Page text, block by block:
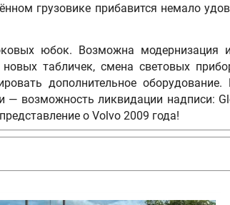
грузовике прибавится немало
юбок. Возможна модернизация
табличек, смена световых
дополнительное
— возможность ликвидации надписи:
о Volvo 2009 года!